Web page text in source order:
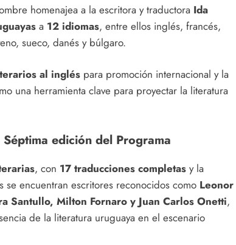
homenajea a la escritora y traductora Ida
a 12 idiomas, entre ellos inglés, francés,
sueco, danés y búlgaro.
al inglés para promoción internacional y la
una herramienta clave para proyectar la literatura
edición del Programa
, con 17 traducciones completas y la
encuentran escritores reconocidos como Leonor
Santullo, Milton Fornaro y Juan Carlos Onetti,
de la literatura uruguaya en el escenario